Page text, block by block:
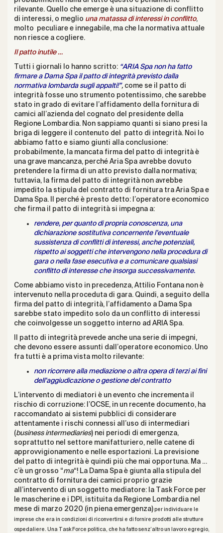
rilevante. Quello che emerge è una situazione di conflitto
di interessi, o meglio una matassa di interessi in conflitto,
molto peculiare e innegabile, ma che la normativa attuale
non riesce a cogliere.
Il patto inutile …
Tutti i giornali lo hanno scritto: “ARIA Spa non ha fatto
firmare a Dama Spa il patto di integrità previsto dalla
normativa lombarda sugli appalti!”, come se il patto di
integrità fosse uno strumento potentissimo, che sarebbe
stato in grado di evitare l’affidamento della fornitura di
camici all’azienda del cognato del presidente della
Regione Lombardia. Non sappiamo quanti si siano presi la
briga di leggere il contenuto del patto di integrità. Noi lo
abbiamo fatto e siamo giunti alla conclusione:
probabilmente, la mancata firma del patto di integrità è
una grave mancanza, perché Aria Spa avrebbe dovuto
pretendere la firma di un atto previsto dalla normativa;
tuttavia, la firma del patto di integrità non avrebbe
impedito la stipula del contratto di fornitura tra Aria Spa e
Dama Spa. Il perché è presto detto: l’operatore economico
che firma il patto di integrità si impegna a:
rendere, per quanto di propria conoscenza, una
dichiarazione sostitutiva concernente l’eventuale
sussistenza di conflitti di interessi, anche potenziali,
rispetto ai soggetti che intervengono nella procedura di
gara o nella fase esecutiva e a comunicare qualsiasi
conflitto di interesse che insorga successivamente.
Come abbiamo visto in precedenza, Attilio Fontana non è
intervenuto nella proceduta di gara. Quindi, a seguito della
firma del patto di integrità, l’affidamento a Dama Spa
sarebbe stato impedito solo da un conflitto di interessi
che coinvolgesse un soggetto interno ad ARIA Spa.
Il patto di integrità prevede anche una serie di impegni,
che devono essere assunti dall’operatore economico. Uno
fra tutti è a prima vista molto rilevante:
non ricorrere alla mediazione o altra opera di terzi ai fini
dell’aggiudicazione o gestione delcontratto
L’intervento di mediatori è un evento che incrementa il
rischio di corruzione: l’OCSE, in un recente documento, ha
raccomandato ai sistemi pubblici di considerare
attentamente i rischi connessi all’uso di intermediari
(business intermediaries) nei periodi di emergenza,
soprattutto nel settore manifatturiero, nelle catene di
approvvigionamento e nelle esportazioni. La previsione
del patto di integrità è quindi più che mai opportuna. Ma …
c’è un grosso “ma“! La Dama Spa è giunta alla stipula del
contratto di fornitura dei camici proprio grazie
all’intervento di un soggetto mediatore: la Task Force per
le mascherine e i DPI, istituita da Regione Lombardia nel
mese di marzo 2020 (in piena emergenza)per individuare le
imprese che era in condizioni di riconvertirsi e di fornire prodotti alle strutture
ospedaliere. Una Task Force politica, che ha fatto senz’altro un lavoro egregio,